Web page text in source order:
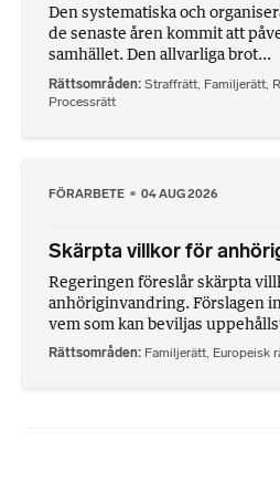
Den systematiska och
de senaste åren kommit att
samhället. Den allvarliga brot...
Rättsområden Straffrätt Familjerätt
Processrätt
FÖRARBETE 04 AUG 2026
Skärpta villkor för
Regeringen föreslår skärpta
anhöriginvandring. Förslagen
vem som kan beviljas
Rättsområden Familjerätt, Europeisk